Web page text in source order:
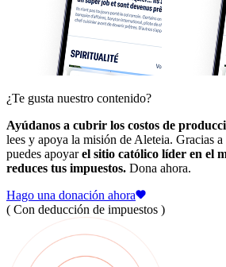
¿Te gusta nuestro contenido?
Ayúdanos a cubrir los costos de
lees y apoya la misión de Aleteia. Gracias
puedes apoyarel sitio católico líder en el
reduces tus impuestos. Dona ahora.
Hago una donación ahora
( Con deducción de impuestos )